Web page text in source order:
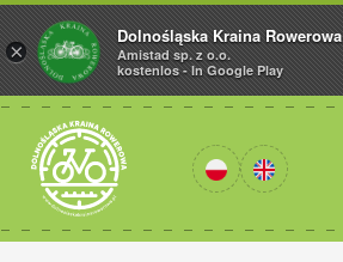
×
Dolnośląska Kraina Rowerowa
Amistad sp. z o.o.
kostenlos - In Google Play